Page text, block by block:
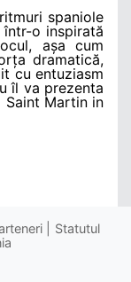
spaniole
într-o inspirată
așa cum
dramatică,
cu entuziasm
îl va prezenta
Saint Martin in
Statutul